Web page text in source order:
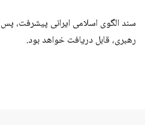
سند الگوی اسلامی ایرانی پیشرفت،
رهبری، قابل دریافت خواهد بود.